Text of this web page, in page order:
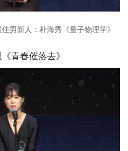
男新人：朴海秀《量子物理学》
青春催落去》